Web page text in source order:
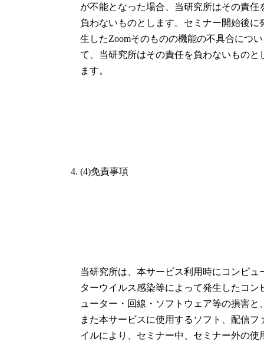
が不能となった場合、当研究所はその責任
負わないものとします。セミナー開始後に
生したZoomそのものの機能の不具合につい
て、当研究所はその責任を負わないものと
ます。
(4)免責事項
当研究所は、本サービス利用時にコンピュ
ターウイルス感染等によって発生したコン
ューター・回線・ソフトウェア等の損害と
また本サービスに使用するソフト、配信フ
イルにより、セミナー中、セミナー外の使